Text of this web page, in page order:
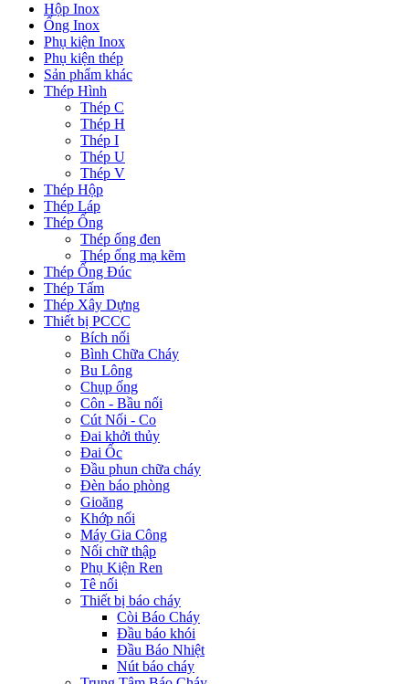
Hộp Inox
Ống Inox
Phụ kiện Inox
Phụ kiện thép
Sản phẩm khác
Thép Hình
Thép C
Thép H
Thép I
Thép U
Thép V
Thép Hộp
Thép Láp
Thép Ống
Thép ống đen
Thép ống mạ kẽm
Thép Ống Đúc
Thép Tấm
Thép Xây Dựng
Thiết bị PCCC
Bích nối
Bình Chữa Cháy
Bu Lông
Chụp ống
Côn - Bầu nối
Cút Nối - Co
Đai khởi thủy
Đai Ốc
Đầu phun chữa cháy
Đèn báo phòng
Gioăng
Khớp nối
Máy Gia Công
Nối chữ thập
Phụ Kiện Ren
Tê nối
Thiết bị báo cháy
Còi Báo Cháy
Đầu báo khói
Đầu Báo Nhiệt
Nút báo cháy